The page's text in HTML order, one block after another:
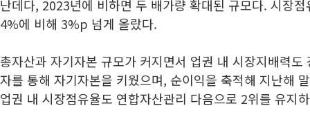
난데다, 2023년에 비하면 두 배가량 확대된 규모다. 시장
4%에 비해 3%p 넘게 올랐다.
총자산과 자기자본 규모가 커지면서 업권 내 시장지배력
자를 통해 자기자본을 키웠으며, 순이익을 축적해 지난해
업권 내 시장점유율도 연합자산관리 다음으로 2위를 유지